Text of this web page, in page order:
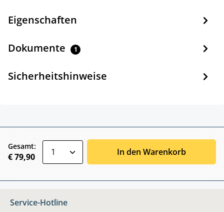
Eigenschaften
Dokumente 1
Sicherheitshinweise
Gesamt:
€ 79,90 In den Warenkorb
Service-Hotline